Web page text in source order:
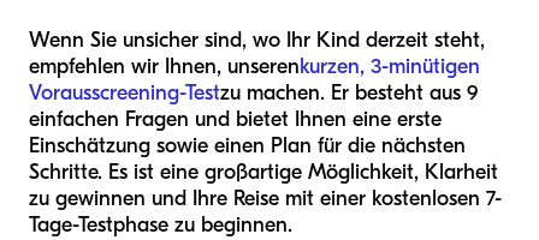
Wenn Sie unsicher sind, wo Ihr Kind derzeit steht,
empfehlen wir Ihnen, unserenkurzen, 3-minütigen
Vorausscreening-Testzu machen. Er besteht aus 9
einfachen Fragen und bietet Ihnen eine erste
Einschätzung sowie einen Plan für die nächsten
Schritte. Es ist eine großartige Möglichkeit, Klarheit
zu gewinnen und Ihre Reise mit einer kostenlosen 7-
Tage-Testphase zu beginnen.